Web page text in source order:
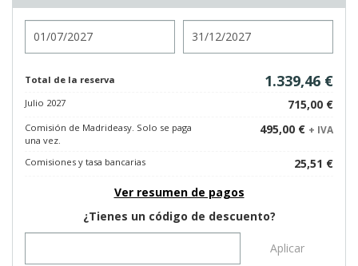
Total de la reserva 1.339,46 €
Julio 2027 715,00 €
Comisión de Madrideasy. Solo se paga
una vez.
495,00 € + IVA
Comisiones y tasa bancarias
25,51 €
Ver resumen de pagos
¿Tienes un código de descuento?
Aplicar